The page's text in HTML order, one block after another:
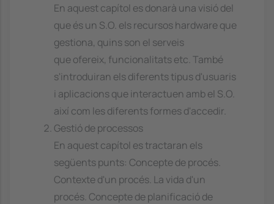
En aquest capítol es donarà una visió del
que és un S.O. els recursos hardware que
gestiona, quins son el serveis
que ofereix, funcionalitats etc. També
s'introduiran els diferents tipus d'usuaris
i aplicacions que interactuen amb el S.O.
així com les diferents formes d'accedir.
Gestió de processos
En aquest capítol es tractaran els
següents punts: Concepte de procés.
Contexte d'un procés. La vida d'un
procés. Concepte de planificació de